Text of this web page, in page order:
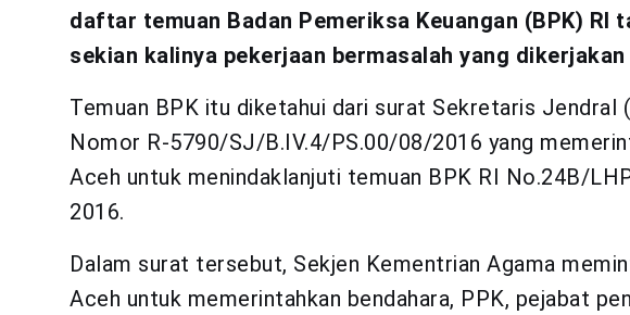
daftar temuan Badan Pemeriksa Keuangan (BPK) RI
sekian kalinya pekerjaan bermasalah yang
Temuan BPK itu diketahui dari surat Sekretaris Jendral
Nomor R-5790/SJ/B.IV.4/PS.00/08/2016 yang
Aceh untuk menindaklanjuti temuan BPK RI No.24B/
2016.
Dalam surat tersebut, Sekjen Kementrian Agama
Aceh untuk memerintahkan bendahara, PPK, pejabat